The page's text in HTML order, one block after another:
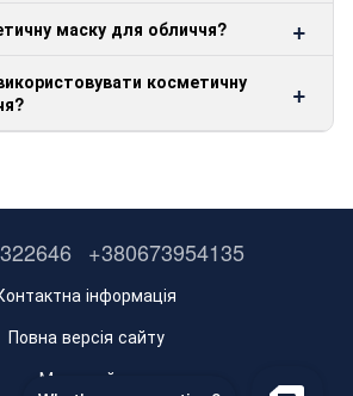
маску для обличчя?
косметичну
+380673954135
інформація
Повна версія сайту
Мапа сайту